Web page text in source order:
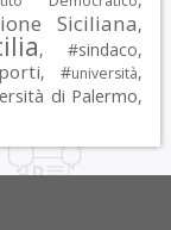
Siciliana,
, #sindaco,
, #università,
di Palermo,